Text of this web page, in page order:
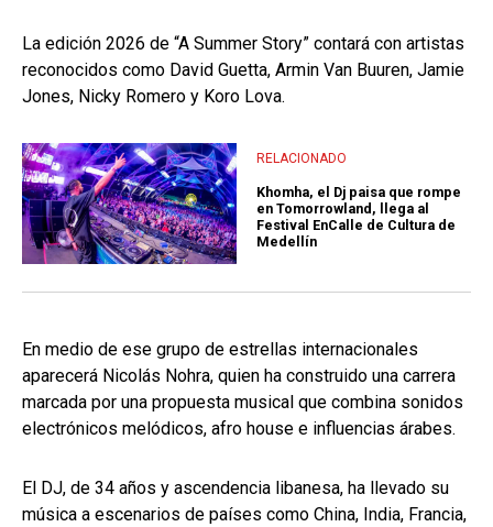
La edición 2026 de “A Summer Story” contará con artistas
reconocidos como David Guetta, Armin Van Buuren, Jamie
Jones, Nicky Romero y Koro Lova.
RELACIONADO
Khomha, el Dj paisa que rompe
en Tomorrowland, llega al
Festival EnCalle de Cultura de
Medellín
En medio de ese grupo de estrellas internacionales
aparecerá Nicolás Nohra, quien ha construido una carrera
marcada por una propuesta musical que combina sonidos
electrónicos melódicos, afro house e influencias árabes.
El DJ, de 34 años y ascendencia libanesa, ha llevado su
música a escenarios de países como China, India, Francia,